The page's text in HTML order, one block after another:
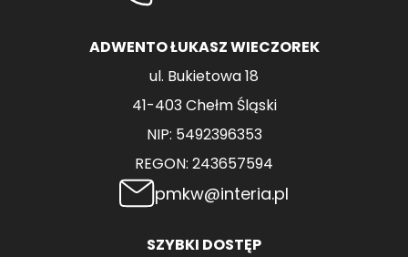
ADWENTO ŁUKASZ WIECZOREK
ul. Bukietowa 18
41-403 Chełm Śląski
NIP: 5492396353
REGON: 243657594
pmkw@interia.pl
SZYBKI DOSTĘP